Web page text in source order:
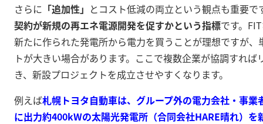
さらに 「追加性」 とコスト低減の両立という観点も重要で
契約が新規の再エネ電源開発を促すかという指標です。
新たに作られた発電所から電力を買うことが理想ですが
トが大きい場合があります。ここで複数企業が協調すれ
き、新設プロジェクトを成立させやすくなります。
例えば札幌トヨタ自動車は、グループ外の電力会社・事業
に出力約400kWの太陽光発電所（合同会社HARE晴れ）